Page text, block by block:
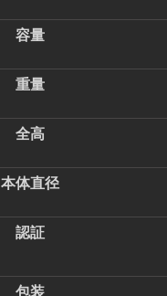
容量
重量
全高
本体直径
認証
包装